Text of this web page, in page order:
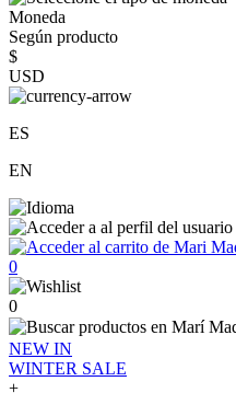
Moneda
Según producto
$
USD
ES
EN
0
0
NEW IN
WINTER SALE
+